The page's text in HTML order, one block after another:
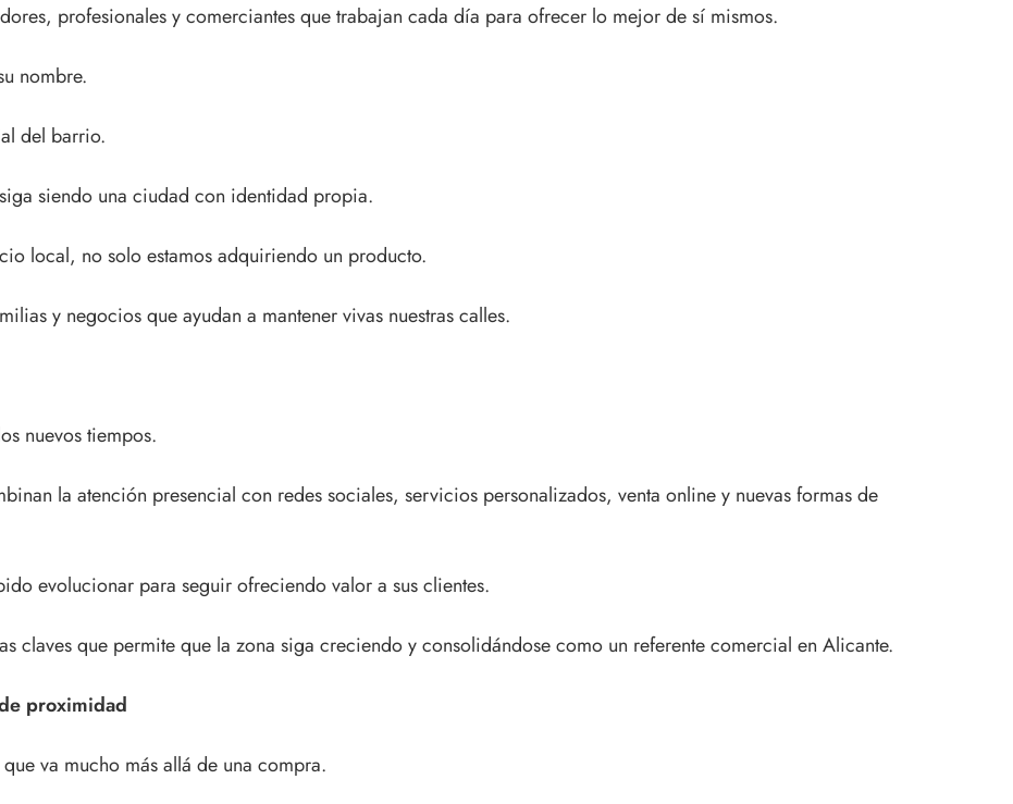
profesionales y comerciantes que trabajan cada día para ofrecer lo mejor de sí mismos.
nombre.
del barrio.
siendo una ciudad con identidad propia.
local, no solo estamos adquiriendo un producto.
y negocios que ayudan a mantener vivas nuestras calles.
nuevos tiempos.
la atención presencial con redes sociales, servicios personalizados, venta online y nuevas formas de
evolucionar para seguir ofreciendo valor a sus clientes.
claves que permite que la zona siga creciendo y consolidándose como un referente comercial en Alicante.
proximidad
va mucho más allá de una compra.